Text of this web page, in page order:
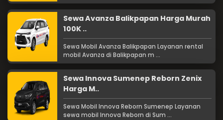
Sewa Avanza Balikpapan Harga Murah
100K ..
Sewa Mobil Avanza Balikpapan Layanan rental
mobil Avanza di Balikpapan m ...
Sewa Innova Sumenep Reborn Zenix
Harga M..
Sewa Mobil Innova Reborn Sumenep Layanan
sewa mobil Innova Reborn di Sum ...